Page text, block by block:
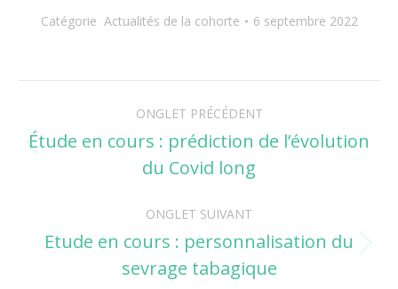
Catégorie Actualités de la cohorte 6 septembre 2022
de
commentaire
ONGLET PRÉCÉDENT
Onglet
précédent
Étude en cours : prédiction de l’évolution
du Covid long
ONGLET SUIVANT
Onglet
suivant
Etude en cours : personnalisation du
sevrage tabagique